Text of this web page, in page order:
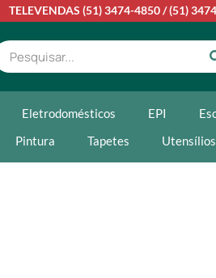
TELEVENDAS (51) 3474-4850/(51)
Eletrodomésticos EPI
Pintura Tapetes